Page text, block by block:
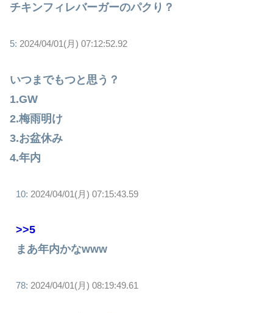
チキンフィレバーガーのパクり？
5: 2024/04/01(月) 07:12:52.92
いつまでもつと思う？
1.GW
2.梅雨明け
3.お盆休み
4.年内
10: 2024/04/01(月) 07:15:43.59
>>5
まあ年内かなwww
78: 2024/04/01(月) 08:19:49.61